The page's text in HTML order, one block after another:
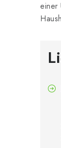
einer